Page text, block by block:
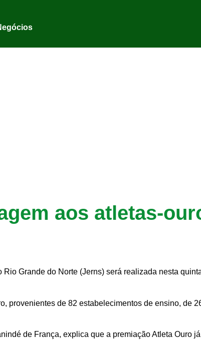
aos atletas-
Grande do Norte (Jerns) será realizada nesta
provenientes de 82 estabelecimentos de ensino, de
de França, explica que a premiação Atleta Ouro